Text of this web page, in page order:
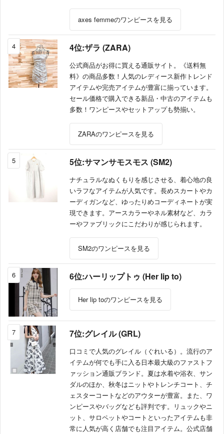
axes femmeのワンピースを見る
4 4位:ザラ (ZARA)
公式商品がお得に買える通販サイト。《送料無
料》の商品多数！人気のレディース新作トレンド
アイテムや完売アイテムが豊富に揃っています。
セール価格で購入できる新品・中古のアイテムも
多数！ワンピースやセットアップも勢揃い。
ZARAのワンピースを見る
5 5位:サマンサモスモス (SM2)
ナチュラルなぬくもりを感じさせる、着心地の良
いラフなアイテムが人気です。長めスカートやカ
ーディガンなど、ゆったりめコーディネートが実
現できます。アースカラーやネル素材など、カラ
ーやファブリックにこだわりが感じられます。
SM2のワンピースを見る
6 6位:ハーリップトゥ (Her lip to)
Her lip toのワンピースを見る
7 7位:グレイル (GRL)
口コミで人気のグレイル（ぐれいる）。流行のア
イテムが何でも手に入る日本最大級のファストフ
ァッション通販ブランド。夏は水着や浴衣、サン
ダルのほか、秋冬はニットやトレンチコート、チ
ェスターコートなどのアウターが豊富。また、ワ
ンピースやバッグなども評判です。リュックやニ
ット、サロペットやコートといったアイテムも非
常に人気が高く店舗でも注目アイテム。公式店舗